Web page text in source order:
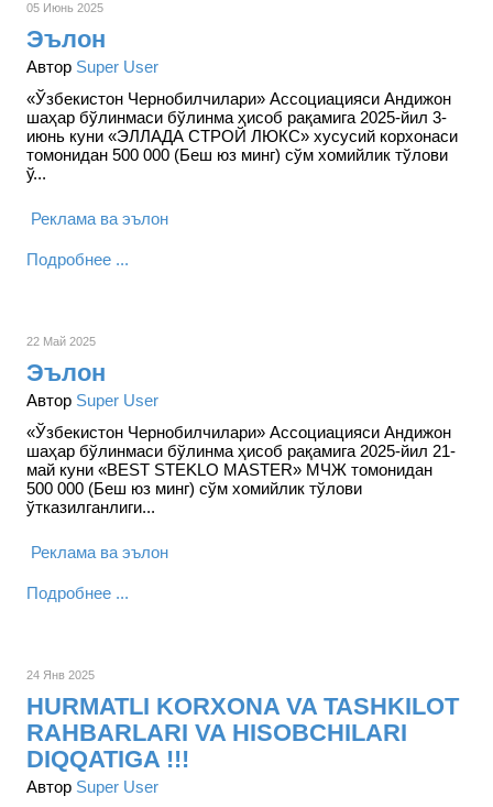
05 Июнь 2025
Эълон
Автор Super User
«Ўзбекистон Чернобилчилари» Ассоциацияси Андижон
шаҳар бўлинмаси бўлинма ҳисоб рақамига 2025-йил 3-
июнь куни «ЭЛЛАДА СТРОЙ ЛЮКС» хусусий корхонаси
томонидан 500 000 (Беш юз минг) сўм хомийлик тўлови
ў...
Реклама ва эълон
Подробнее ...
22 Май 2025
Эълон
Автор Super User
«Ўзбекистон Чернобилчилари» Ассоциацияси Андижон
шаҳар бўлинмаси бўлинма ҳисоб рақамига 2025-йил 21-
май куни «ВEST STEKLO MASTER» МЧЖ томонидан
500 000 (Беш юз минг) сўм хомийлик тўлови
ўтказилганлиги...
Реклама ва эълон
Подробнее ...
24 Янв 2025
HURMATLI KORXONA VA TASHKILOT
RAHBARLARI VA HISOBCHILARI
DIQQATIGA !!!
Автор Super User